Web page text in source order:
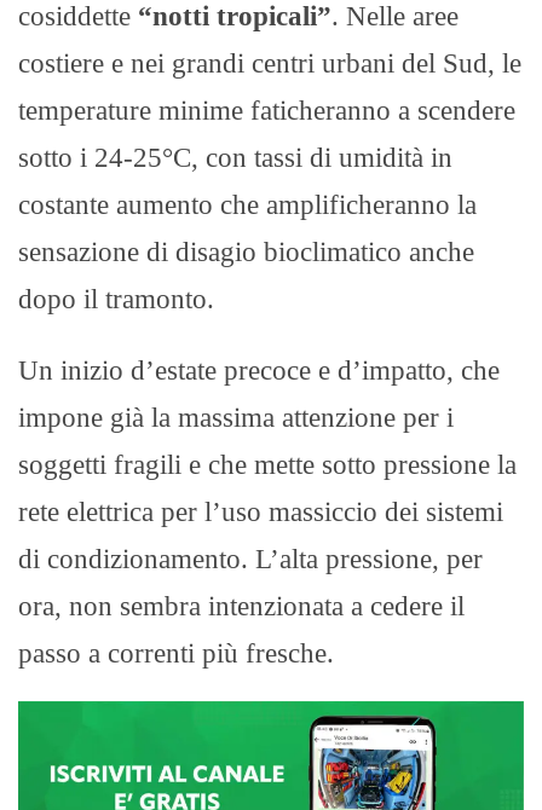
cosiddette “notti tropicali”. Nelle aree
costiere e nei grandi centri urbani del Sud, le
temperature minime faticheranno a scendere
sotto i 24-25°C, con tassi di umidità in
costante aumento che amplificheranno la
sensazione di disagio bioclimatico anche
dopo il tramonto.
Un inizio d’estate precoce e d’impatto, che
impone già la massima attenzione per i
soggetti fragili e che mette sotto pressione la
rete elettrica per l’uso massiccio dei sistemi
di condizionamento. L’alta pressione, per
ora, non sembra intenzionata a cedere il
passo a correnti più fresche.